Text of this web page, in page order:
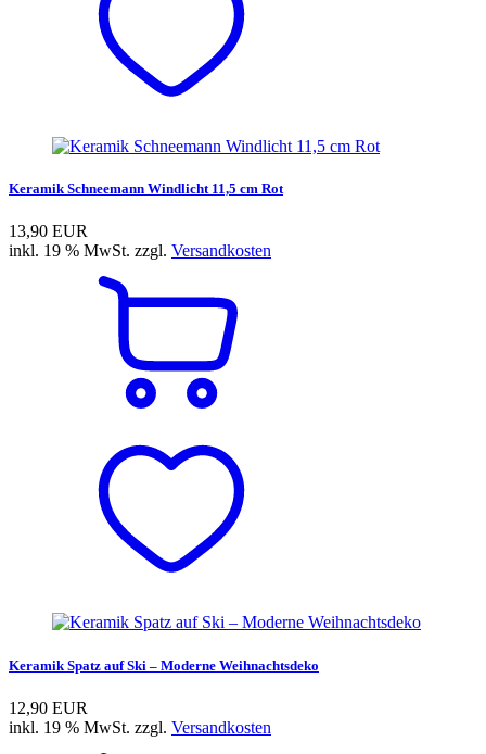
Keramik Schneemann Windlicht 11,5 cm Rot
13,90 EUR
inkl. 19 % MwSt. zzgl. Versandkosten
Keramik Spatz auf Ski – Moderne Weihnachtsdeko
12,90 EUR
inkl. 19 % MwSt. zzgl. Versandkosten